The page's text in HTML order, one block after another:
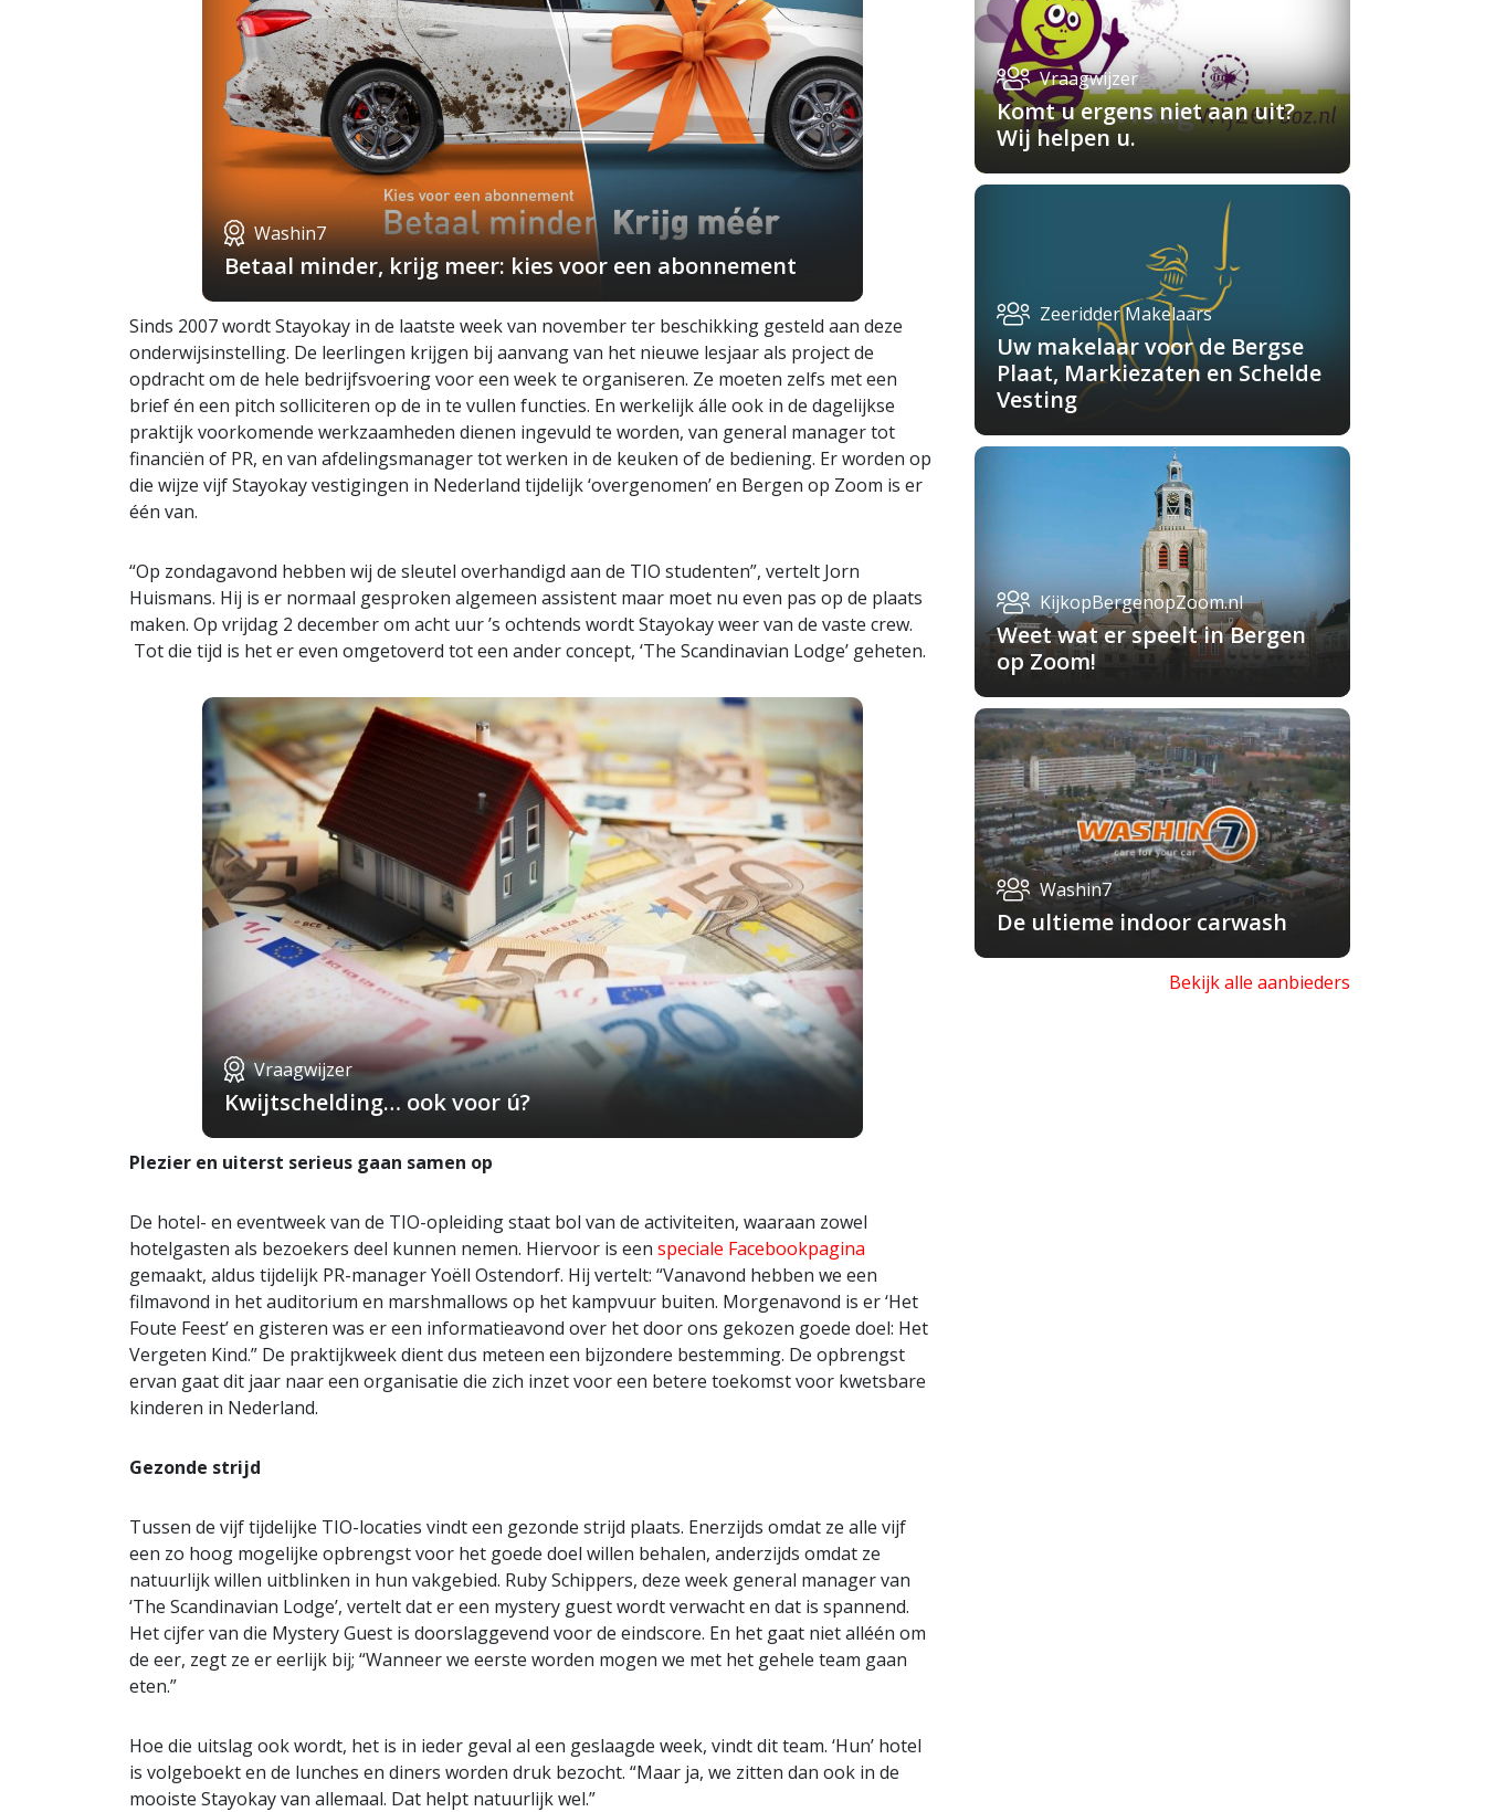
Washin7
Betaal minder, krijg meer: kies voor een abonnement
Sinds 2007 wordt Stayokay in de laatste week van november ter beschikking gesteld aan deze
onderwijsinstelling. De leerlingen krijgen bij aanvang van het nieuwe lesjaar als project de
opdracht om de hele bedrijfsvoering voor een week te organiseren. Ze moeten zelfs met een
brief én een pitch solliciteren op de in te vullen functies. En werkelijk álle ook in de dagelijkse
praktijk voorkomende werkzaamheden dienen ingevuld te worden, van general manager tot
financiën of PR, en van afdelingsmanager tot werken in de keuken of de bediening. Er worden op
die wijze vijf Stayokay vestigingen in Nederland tijdelijk ‘overgenomen’ en Bergen op Zoom is er
één van.
“Op zondagavond hebben wij de sleutel overhandigd aan de TIO studenten”, vertelt Jorn
Huismans. Hij is er normaal gesproken algemeen assistent maar moet nu even pas op de plaats
maken. Op vrijdag 2 december om acht uur ’s ochtends wordt Stayokay weer van de vaste crew.
Tot die tijd is het er even omgetoverd tot een ander concept, ‘The Scandinavian Lodge’ geheten.
Vraagwijzer
Kwijtschelding… ook voor ú?
Plezier en uiterst serieus gaan samen op
De hotel- en eventweek van de TIO-opleiding staat bol van de activiteiten, waaraan zowel
hotelgasten als bezoekers deel kunnen nemen. Hiervoor is een speciale Facebookpagina
gemaakt, aldus tijdelijk PR-manager Yoëll Ostendorf. Hij vertelt: “Vanavond hebben we een
filmavond in het auditorium en marshmallows op het kampvuur buiten. Morgenavond is er ‘Het
Foute Feest’ en gisteren was er een informatieavond over het door ons gekozen goede doel: Het
Vergeten Kind.” De praktijkweek dient dus meteen een bijzondere bestemming. De opbrengst
ervan gaat dit jaar naar een organisatie die zich inzet voor een betere toekomst voor kwetsbare
kinderen in Nederland.
Gezonde strijd
Tussen de vijf tijdelijke TIO-locaties vindt een gezonde strijd plaats. Enerzijds omdat ze alle vijf
een zo hoog mogelijke opbrengst voor het goede doel willen behalen, anderzijds omdat ze
natuurlijk willen uitblinken in hun vakgebied. Ruby Schippers, deze week general manager van
‘The Scandinavian Lodge’, vertelt dat er een mystery guest wordt verwacht en dat is spannend.
Het cijfer van die Mystery Guest is doorslaggevend voor de eindscore. En het gaat niet alléén om
de eer, zegt ze er eerlijk bij; “Wanneer we eerste worden mogen we met het gehele team gaan
eten.”
Hoe die uitslag ook wordt, het is in ieder geval al een geslaagde week, vindt dit team. ‘Hun’ hotel
is volgeboekt en de lunches en diners worden druk bezocht. “Maar ja, we zitten dan ook in de
mooiste Stayokay van allemaal. Dat helpt natuurlijk wel.”
Vraagwijzer
Komt u ergens niet aan uit?
Wij helpen u.
Zeeridder Makelaars
Uw makelaar voor de Bergse
Plaat, Markiezaten en Schelde
Vesting
KijkopBergenopZoom.nl
Weet wat er speelt in Bergen
op Zoom!
Washin7
De ultieme indoor carwash
Bekijk alle aanbieders